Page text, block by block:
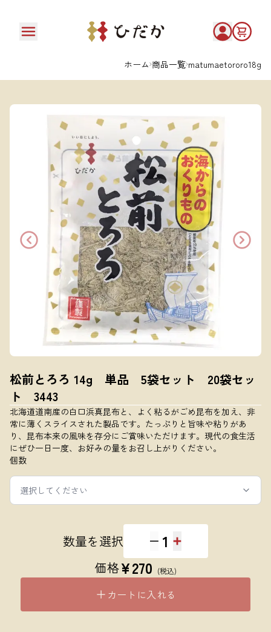
ホーム 商品一覧 matumaetororo18g
松前とろろ 14g 単品 5袋セット 20袋セッ
ト 3443
北海道道南産の白口浜真昆布と、よく粘るがごめ昆布を加え、非
常に薄くスライスされた製品です。たっぷりと旨味や粘りがあ
り、昆布本来の風味を存分にご賞味いただけます。現代の食生活
にぜひ一日一度、お好みの量をお召し上がりください。
個数
選択してください
数量を選択 1
価格¥270 (税込)
カートに入れる